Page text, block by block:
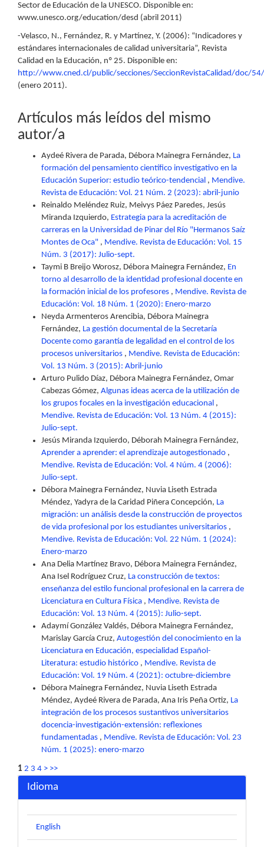
Sector de Educación de la UNESCO. Disponible en:
www.unesco.org/education/desd (abril 2011)
-Velasco, N., Fernández, R. y Martínez, Y. (2006): “Indicadores y
estándares internacionales de calidad universitaria”, Revista
Calidad en la Educación, nº 25. Disponible en:
http://www.cned.cl/public/secciones/SeccionRevistaCalidad/doc/
(enero 2011).
Artículos más leídos del mismo
autor/a
Aydeé Rivera de Parada, Débora Mainegra Fernández, La
formación del pensamiento científico investigativo en la
Educación Superior: estudio teórico-tendencial , Mendive.
Revista de Educación: Vol. 21 Núm. 2 (2023): abril-junio
Reinaldo Meléndez Ruiz, Meivys Páez Paredes, Jesús
Miranda Izquierdo, Estrategia para la acreditación de
carreras en la Universidad de Pinar del Río "Hermanos Saíz
Montes de Oca" , Mendive. Revista de Educación: Vol. 15
Núm. 3 (2017): Julio-sept.
Taymi B Breijo Worosz, Débora Mainegra Fernández, En
torno al desarrollo de la identidad profesional docente en
la formación inicial de los profesores , Mendive. Revista de
Educación: Vol. 18 Núm. 1 (2020): Enero-marzo
Neyda Armenteros Arencibia, Débora Mainegra
Fernández, La gestión documental de la Secretaría
Docente como garantía de legalidad en el control de los
procesos universitarios , Mendive. Revista de Educación:
Vol. 13 Núm. 3 (2015): Abril-junio
Arturo Pulido Díaz, Débora Mainegra Fernández, Omar
Cabezas Gómez, Algunas ideas acerca de la utilización de
los grupos focales en la investigación educacional ,
Mendive. Revista de Educación: Vol. 13 Núm. 4 (2015):
Julio-sept.
Jesús Miranda Izquierdo, Déborah Mainegra Fernández,
Aprender a aprender: el aprendizaje autogestionado ,
Mendive. Revista de Educación: Vol. 4 Núm. 4 (2006):
Julio-sept.
Débora Mainegra Fernández, Nuvia Liseth Estrada
Méndez, Yadyra de la Caridad Piñera Concepción, La
migración: un análisis desde la construcción de proyectos
de vida profesional por los estudiantes universitarios ,
Mendive. Revista de Educación: Vol. 22 Núm. 1 (2024):
Enero-marzo
Ana Delia Martínez Bravo, Débora Mainegra Fernández,
Ana Isel Rodríguez Cruz, La construcción de textos:
enseñanza del estilo funcional profesional en la carrera de
Licenciatura en Cultura Física , Mendive. Revista de
Educación: Vol. 13 Núm. 4 (2015): Julio-sept.
Adaymí González Valdés, Débora Mainegra Fernández,
Marislay García Cruz, Autogestión del conocimiento en la
Licenciatura en Educación, especialidad Español-
Literatura: estudio histórico , Mendive. Revista de
Educación: Vol. 19 Núm. 4 (2021): octubre-diciembre
Débora Mainegra Fernández, Nuvia Liseth Estrada
Méndez, Aydeé Rivera de Parada, Ana Iris Peña Ortiz, La
integración de los procesos sustantivos universitarios
docencia-investigación-extensión: reflexiones
fundamentadas , Mendive. Revista de Educación: Vol. 23
Núm. 1 (2025): enero-marzo
1 2 3 4 > >>
Idioma
English